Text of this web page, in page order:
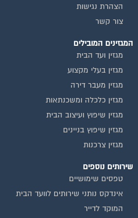
הצהרת נגישות
צור קשר
המגזינים המובילים
מגזין ועד הבית
מגזין בעלי מקצוע
מגזין מעבר דירה
מגזין כלכלה ומשכנתאות
מגזין שיפוץ ועיצוב הבית
מגזין שיפוץ בניינים
מגזין צרכנות
שירותים נוספים
טפסים שימושיים
אינדקס נותני שירותים לוועד הבית
המוקד לדייר